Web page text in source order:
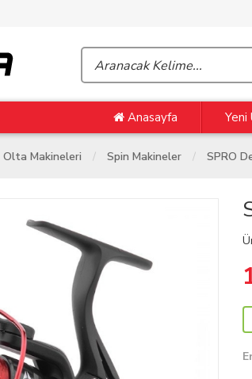
Anasayfa Yeni
Olta Makineleri Spin Makineler SPRO